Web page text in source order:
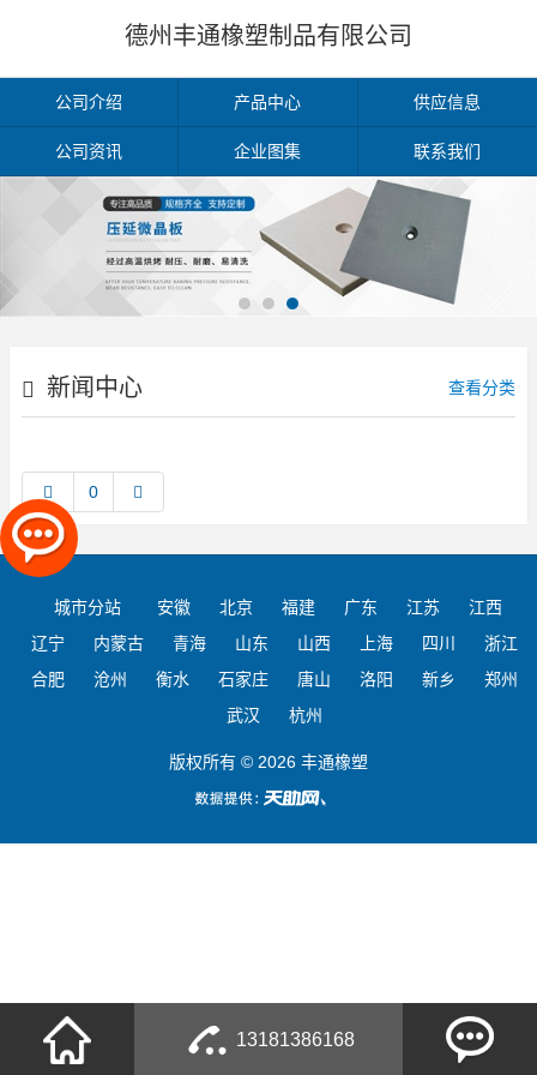
德州丰通橡塑制品有限公司
公司介绍 产品中心 供应信息
公司资讯 企业图集 联系我们
新闻中心 查看分类
0
13181386168
城市分站 安徽 北京 福建 广东 江苏
江西
辽宁
内蒙古 青海 山东 山西 上海 四川
浙江
合肥
沧州 衡水 石家庄 唐山 洛阳 新乡
郑州
武汉
杭州
版权所有 © 2026 丰通橡塑